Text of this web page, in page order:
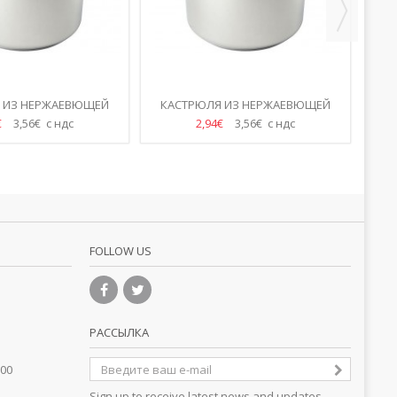
ИЗ НЕРЖАЕВЮЩЕЙ
5Л
3,56€ с ндс
КАСТРЮЛЯ ИЗ НЕРЖАЕВЮЩЕЙ
СТАЛИ 5Л
2,94€ 3,56€ с ндс
FOLLOW US
РАССЫЛКА